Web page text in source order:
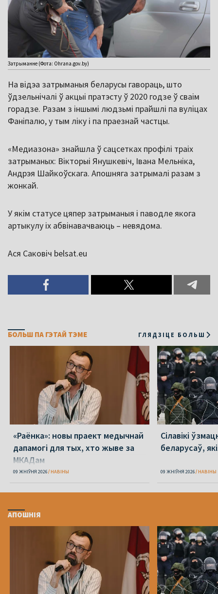
Затрыманне (Фота: Ohrana.gov.by)
На відэа затрыманыя беларусы гавораць, што
ўдзельнічалі ў акцыі пратэсту ў 2020 годзе ў сваім
горадзе. Разам з іншымі людзьмі прайшлі па вуліцах
Фаніпалю, у тым ліку і па праезнай частцы.
«Медиазона» знайшла ў сацсетках профілі траіх
затрыманых: Вікторыі Янушкевіч, Івана Мельніка,
Андрэя Шайкоўскага. Апошняга затрымалі разам з
жонкай.
У якім статусе цяпер затрыманыя і паводле якога
артыкулу іх абвінавачваюць – невядома.
Ася Саковіч belsat.eu
БОЛЬШ ПА ГЭТАЙ ТЭМЕ ГЛЯДЗІЦЕ БОЛЬШ
«Раёнка»: новы праект медычнай
дапамогі для тых, хто жыве за
МКАДам
09 ЖНІЎНЯ 2026 НАВІНЫ
Сілавікі
беларусаў,
09 ЖНІЎНЯ 2026 НАВІНЫ
АПОШНІЯ